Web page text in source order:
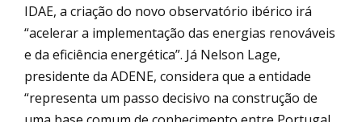
IDAE, a criação do novo observatório ibérico irá
“acelerar a implementação das energias renováveis
e da eficiência energética”. Já Nelson Lage,
presidente da ADENE, considera que a entidade
“representa um passo decisivo na construção de